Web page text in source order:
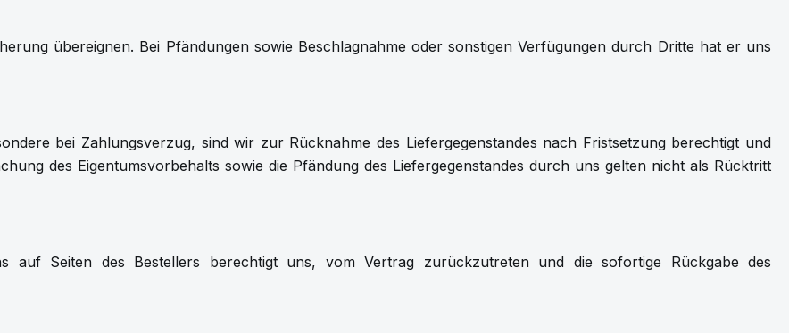
übereignen. Bei Pfändungen sowie Beschlagnahme oder sonstigen Verfügungen durch Dritte hat er uns
bei Zahlungsverzug, sind wir zur Rücknahme des Liefergegenstandes nach Fristsetzung berechtigt und
des Eigentumsvorbehalts sowie die Pfändung des Liefergegenstandes durch uns gelten nicht als Rücktritt
auf Seiten des Bestellers berechtigt uns, vom Vertrag zurückzutreten und die sofortige Rückgabe des